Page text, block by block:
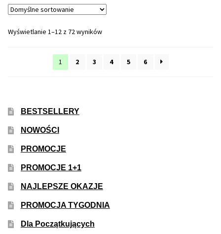
stronie
Wyświetlanie 1–12 z 72 wyników
1 2 3 4 5 6
BESTSELLERY
NOWOŚCI
PROMOCJE
PROMOCJE 1+1
NAJLEPSZE OKAZJE
PROMOCJA TYGODNIA
Dla Początkujących